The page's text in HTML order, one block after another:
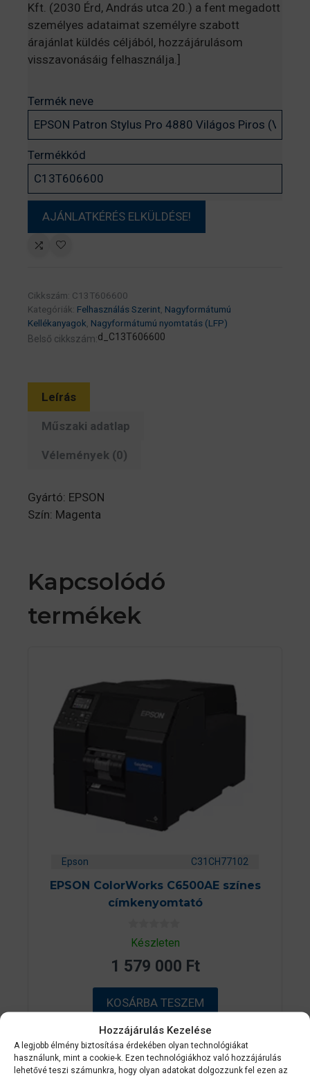
Hozzájárulás Kezelése
A legjobb élmény biztosítása érdekében olyan technológiákat
használunk, mint a cookie-k. Ezen technológiákhoz való hozzájárulás
lehetővé teszi számunkra, hogy olyan adatokat dolgozzunk fel ezen az
Kft. (2030 Érd, András utca 20.) a fent megadott
személyes adataimat személyre szabott
árajánlat küldés céljából, hozzájárulásom
visszavonásáig felhasználja.]
Termék neve
Termékkód
Cikkszám: C13T606600
Kategóriák: Felhasználás Szerint, Nagyformátumú
Kellékanyagok, Nagyformátumú nyomtatás (LFP)
Belső cikkszám:d_C13T606600
Leírás
Műszaki adatlap
Vélemények (0)
Gyártó: EPSON
Szín: Magenta
Kapcsolódó
termékek
Epson C31CH77102
EPSON ColorWorks C6500AE színes
címkenyomtató
0
a
5
b
ő
l
Készleten
1 579 000 Ft
KOSÁRBA TESZEM
2-3 NAPON
BELÜL